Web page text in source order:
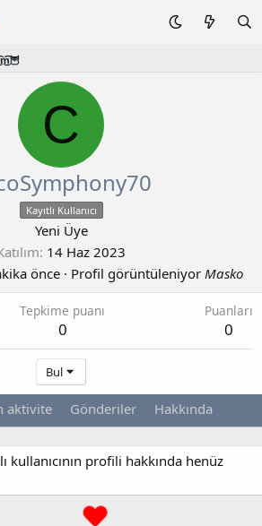
C
Kayıtlı Kullanıcı
Yeni Üye
14 Haz 2023
önce · Profil görüntüleniyor Masko
Tepkime puanı
0
Puanları
0
Bul
aktivite Gönderiler Hakkında
kullanıcının profili hakkında henüz